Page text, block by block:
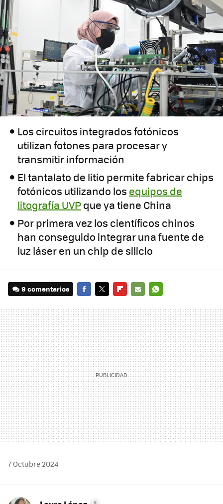
Los circuitos integrados fotónicos
utilizan fotones para procesar y
transmitir información
El tantalato de litio permite fabricar chips
fotónicos utilizando los equipos de
litografía UVPque ya tiene China
Por primera vez los científicos chinos
han conseguido integrar una fuente de
luz láser en un chip de silicio
9 comentarios
MAIL
7 Octubre 2024